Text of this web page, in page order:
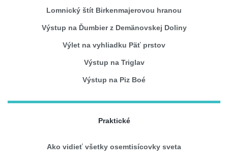
Lomnický štít Birkenmajerovou hranou
Výstup na Ďumbier z Demänovskej Doliny
Výlet na vyhliadku Päť prstov
Výstup na Triglav
Výstup na Piz Boé
Praktické
Ako vidieť všetky osemtisícovky sveta